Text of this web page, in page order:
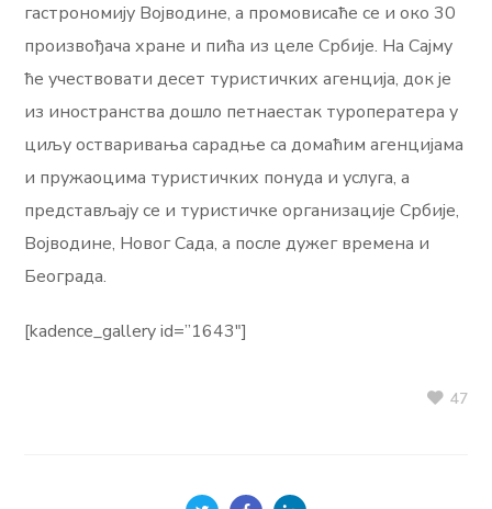
гастрономију Војводине, а промовисаће се и око 30
произвођача хране и пића из целе Србије. На Сајму
ће учествовати десет туристичких агенција, док је
из иностранства дошло петнаестак туроператера у
циљу остваривања сарадње са домаћим агенцијама
и пружаоцима туристичких понуда и услуга, а
представљају се и туристичке организације Србије,
Војводине, Новог Сада, а после дужег времена и
Београда.
[kadence_gallery id=”1643″]
47